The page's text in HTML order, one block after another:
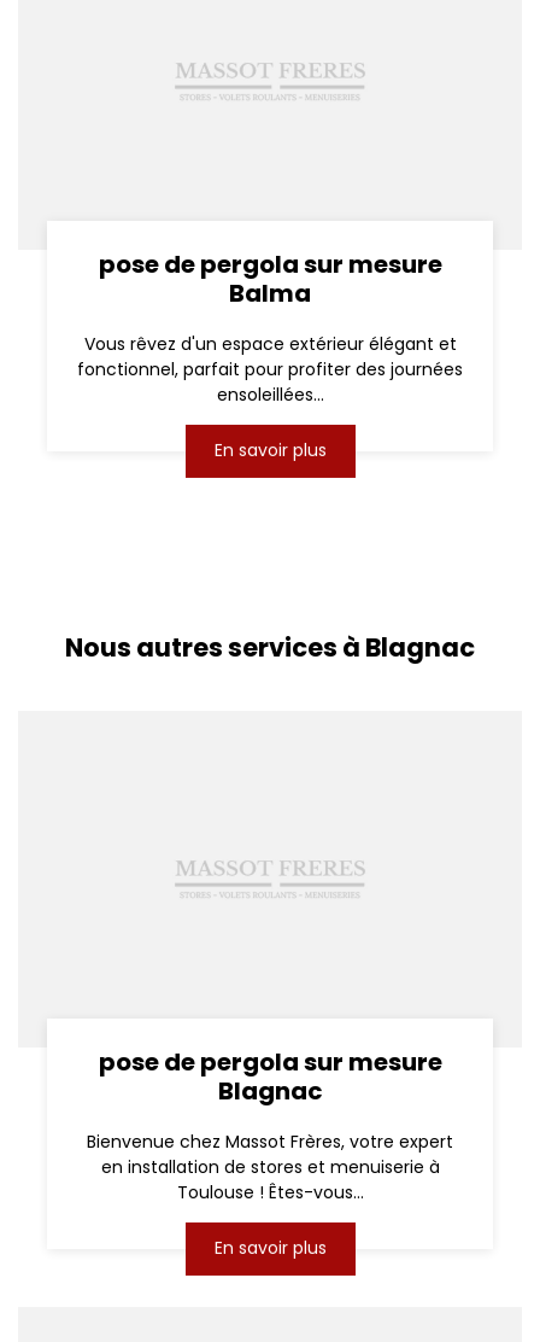
pose de pergola sur mesure
Balma
Vous rêvez d'un espace extérieur élégant et
fonctionnel, parfait pour profiter des journées
ensoleillées...
En savoir plus
Nous autres services à Blagnac
pose de pergola sur mesure
Blagnac
Bienvenue chez Massot Frères, votre expert
en installation de stores et menuiserie à
Toulouse ! Êtes-vous...
En savoir plus